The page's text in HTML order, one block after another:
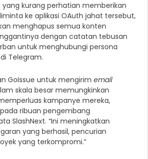
kurang perhatian memberikan
ke aplikasi OAuth jahat tersebut,
menghapus semua konten
dengan catatan tebusan
untuk menghubungi persona
Telegram.
GoIssue untuk mengirim email
skala besar memungkinkan
kampanye mereka,
ribuan pengembang
SlashNext. “Ini meningkatkan
yang berhasil, pencurian
yang terkompromi.”